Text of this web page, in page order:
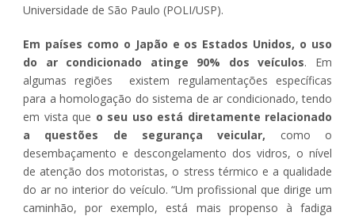
Universidade de São Paulo (POLI/USP).
Em países como o Japão e os Estados Unidos, o uso
do ar condicionado atinge 90% dos veículos. Em
algumas regiões existem regulamentações específicas
para a homologação do sistema de ar condicionado, tendo
em vista que o seu uso está diretamente relacionado
a questões de segurança veicular, como o
desembaçamento e descongelamento dos vidros, o nível
de atenção dos motoristas, o stress térmico e a qualidade
do ar no interior do veículo. “Um profissional que dirige um
caminhão, por exemplo, está mais propenso à fadiga